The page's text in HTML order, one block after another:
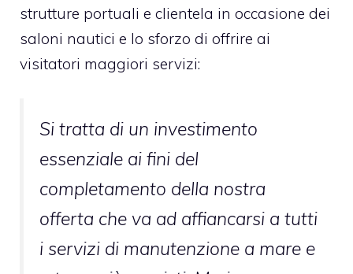
strutture portuali e clientela in occasione dei
saloni nautici e lo sforzo di offrire ai
visitatori maggiori servizi:
Si tratta di un investimento
essenziale ai fini del
completamento della nostra
offerta che va ad affiancarsi a tutti
i servizi di manutenzione a mare e